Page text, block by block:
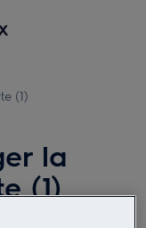
(1)
la
(1)